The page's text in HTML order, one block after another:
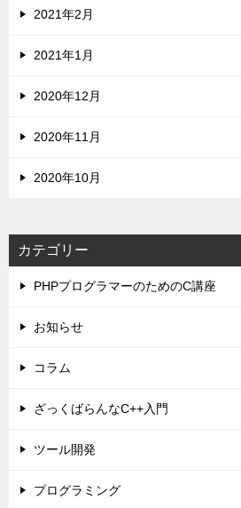
2021年2月
2021年1月
2020年12月
2020年11月
2020年10月
カテゴリー
PHPプログラマーのためのC講座
お知らせ
コラム
ざっくばらんなC++入門
ツール開発
プログラミング